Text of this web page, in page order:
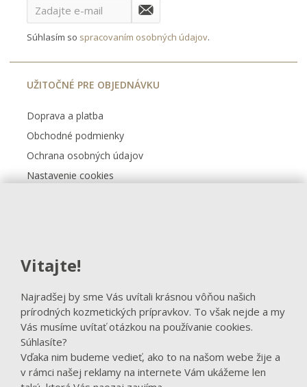
Vitajte!
Najradšej by sme Vás uvítali krásnou vôňou našich
prírodných kozmetických prípravkov. To však nejde a my
Vás musíme uvítať otázkou na používanie cookies.
Súhlasíte?
Vďaka nim budeme vedieť, ako to na našom webe žije a
v rámci našej reklamy na internete Vám ukážeme len
Súhlasím so spracovaním osobných údajov.
UŽITOČNÉ PRE OBJEDNÁVKU
Doprava a platba
Obchodné podmienky
Ochrana osobných údajov
Nastavenie cookies